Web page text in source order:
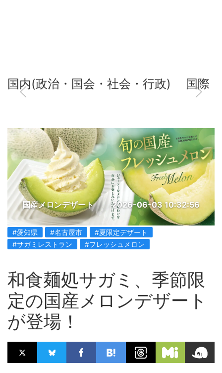
国内(政治・国会・社会・行政) 国際
国産メロンデザート 2026-06-03 10:32:56
#愛知県 #名古屋市
#夏限定デザート
#サガミレストラン
#フレッシュメロン
和食麺処サガミ、季節限
定の国産メロンデザート
が登場！